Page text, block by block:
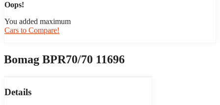
Oops!
You added maximum
Cars to Compare!
Bomag BPR70/70 11696
Details